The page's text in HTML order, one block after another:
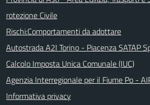
rotezione Civile
Rischi:Comportamenti da adottare
Autostrada A2I Torino - Piacenza SATAP
Calcolo Imposta Unica Comunale (IUC)
Agenzia Interregionale per il Fiume Po -
Informativa privacy